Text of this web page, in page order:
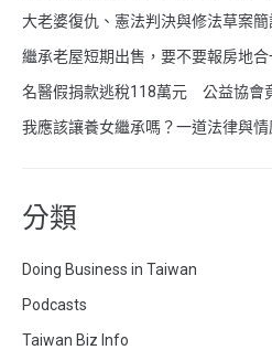
大老婆復仇、憲法判決與修法草案
繼承老屋短期出售，要不要報房地合
名醫假捐款逃稅118萬元 公益協會
我應該讓養女繼承嗎？一道法律與
分類
Doing Business in Taiwan
Podcasts
Taiwan Biz Info